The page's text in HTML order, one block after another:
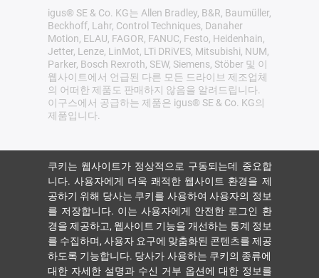
igus® SE & Co. KG는 Allen Bradley, B&R, Baumüller,
Beckhoff, Lahr, Control Techniques, Danaher
Motion, ELAU, FAGOR, FANUC, Festo, Heidenhain,
Jetter, Lenze, LinMot, LTi DRiVES, Mitsubishi, NUM,
Parker, Bosch Rexroth, SEW, Siemens, Stöber 및 이
웹사이트에서 언급된 다른 모든 드라이브 제조업체
의 어떠한 제품도 판매하지 않음을 알려드립니다.
이구스에서 공급하는 제품은 igus® SE & Co. KG의
제품입니다.
쿠키는 웹사이트가 정상적으로 구동되는데 중요합
니다. 사용자에게 더욱 쾌적한 웹사이트 환경을 제
공하기 위해 당사는 쿠키를 사용하여 사용자의 정보
를 저장합니다. 이는 사용자에게 안전한 로그인 환
경을 제공하고, 웹사이트 기능을 개선하는 통계 정보
를 수집하며, 사용자 요구에 맞춤화된 콘텐츠를 제공
하도록 기능합니다. 당사가 사용하는 쿠키의 종류에
대한 자세한 설명과 수신 거부 옵션에 대한 정보를